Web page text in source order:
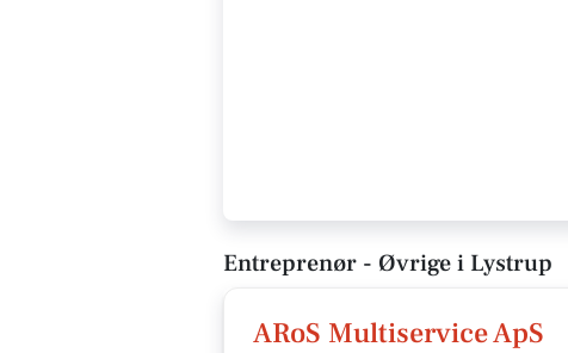
Entreprenør - Øvrige i Lystrup
ARoS Multiservice ApS